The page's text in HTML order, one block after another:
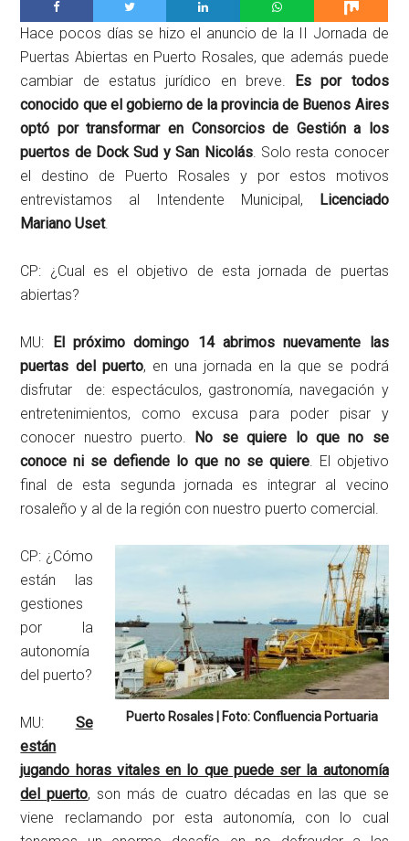
Hace pocos días se hizo el anuncio de la II Jornada de
Puertas Abiertas en Puerto Rosales, que además puede
cambiar de estatus jurídico en breve.
Es por todos
conocido que el gobierno de la provincia de Buenos Aires
optó por transformar en Consorcios de Gestión a los
puertos de Dock Sud y San Nicolás. Solo resta conocer
el destino de Puerto Rosales y por estos motivos
entrevistamos al Intendente Municipal,
Licenciado
Mariano Uset.
CP: ¿Cual es el objetivo de esta jornada de puertas
abiertas?
MU:
El próximo domingo 14 abrimos nuevamente las
puertas del puerto, en una jornada en la que se podrá
disfrutar de: espectáculos, gastronomía, navegación y
entretenimientos, como excusa para poder pisar y
conocer nuestro puerto.
No se quiere lo que no se
conoce ni se defiende lo que no se quiere. El objetivo
final de esta segunda jornada es integrar al vecino
rosaleño y al de la región con nuestro puerto comercial.
Puerto Rosales | Foto: Confluencia Portuaria
CP: ¿Cómo
están las
gestiones
por la
autonomía
del puerto?
MU: Se
están
jugando horas vitales en lo que puede ser la autonomía
del puerto, son más de cuatro décadas en las que se
viene reclamando por esta autonomía, con lo cual